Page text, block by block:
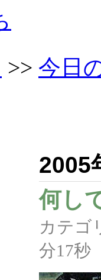
>> 今日
2005
何し
カテゴ
分17秒